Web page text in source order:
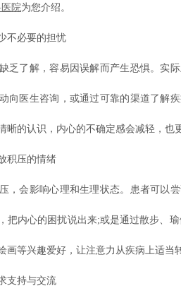
院为您介绍。
必要的担忧
了解，容易因误解而产生恐惧。实际
向医生咨询，或通过可靠的渠道了解
晰的认识，内心的不确定感会减轻，也
压的情绪
会影响心理和生理状态。患者可以尝
把内心的困扰说出来;或是通过散步、
画等兴趣爱好，让注意力从疾病上适当
持与交流